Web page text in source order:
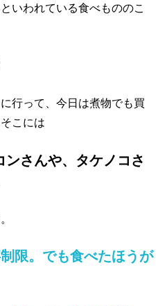
いわれている食べもののこ
行って、今日は煮物でも買
こには
ンさんや、タケノコさ
限。でも食べたほうが